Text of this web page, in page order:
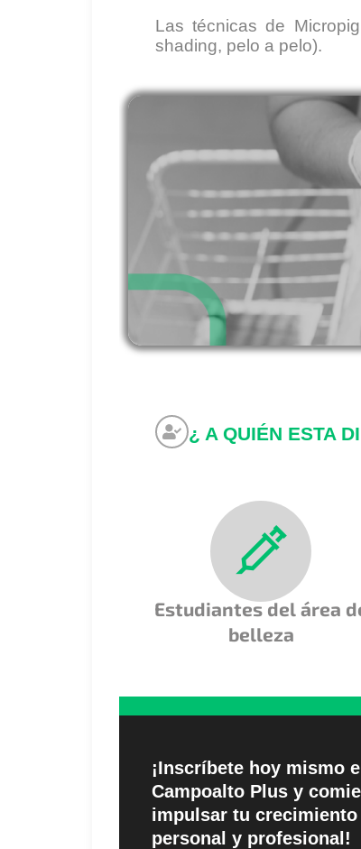
Las técnicas de
shading, pelo a pelo).
¿ A QUIÉN ESTA
Estudiantes del área
belleza
¡Inscríbete hoy mismo
Campoalto Plus y
impulsar tu crecimiento
personal y profesional!